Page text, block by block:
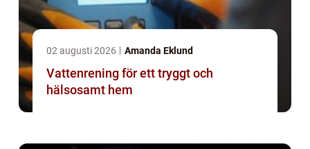
02 augusti 2026 Amanda Eklund
Vattenrening för ett tryggt och
hälsosamt hem